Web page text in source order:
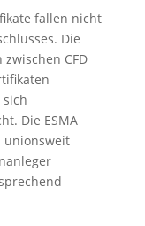
fallen nicht
Die
CFD
Die ESMA
unionsweit